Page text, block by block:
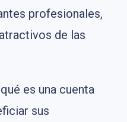
profesionales,
de las
es una cuenta
sus